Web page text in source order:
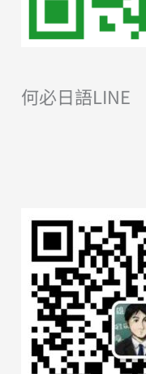
何必日語LINE